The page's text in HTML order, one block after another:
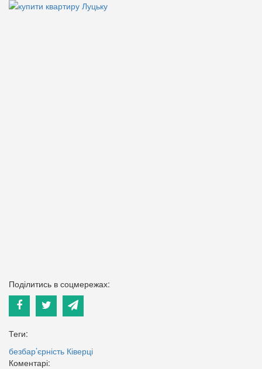
Поділитись в соцмережах:
Теги:
безбар’єрність Ківерці
Коментарі: